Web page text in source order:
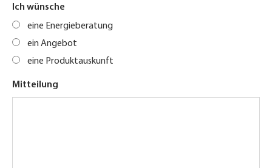
Ich wünsche
eine Energieberatung
ein Angebot
eine Produktauskunft
Mitteilung